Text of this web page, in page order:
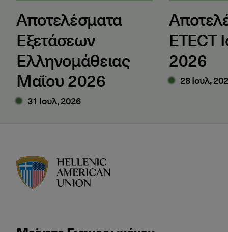
Αποτελέσματα
Εξετάσεων
Ελληνομάθειας
Μαΐου 2026
31 Ιουλ, 2026
ETECT
2026
28 Ιουλ,